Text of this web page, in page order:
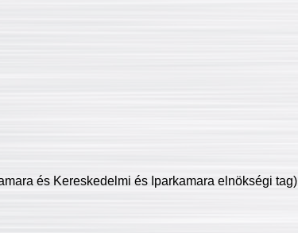
és Kereskedelmi és Iparkamara elnökségi tag)